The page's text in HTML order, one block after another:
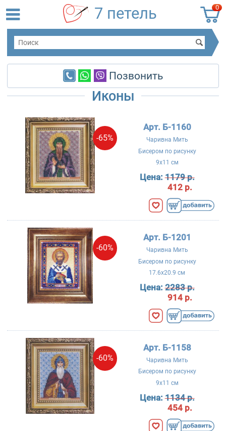
0
7 петель
Позвонить
Иконы
-65%
Арт. Б-1160
Чаривна Мить
Бисером по рисунку
9x11 см
Цена:1179 р.
412 р.
-60%
Арт. Б-1201
Чаривна Мить
Бисером по рисунку
17.6x20.9 см
Цена:2283 р.
914 р.
-60%
Арт. Б-1158
Чаривна Мить
Бисером по рисунку
9x11 см
Цена:1134 р.
454 р.